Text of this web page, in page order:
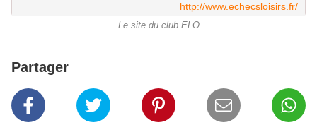
http://www.echecsloisirs.fr/
Le site du club ELO
Partager